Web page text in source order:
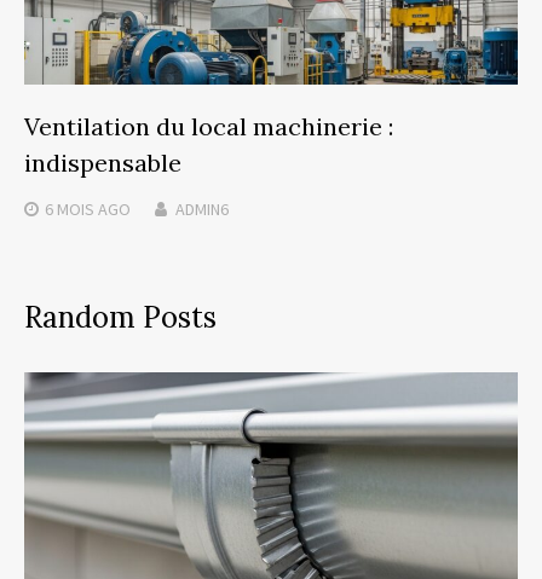
Ventilation du local machinerie :
indispensable
6 MOIS AGO ADMIN6
Random Posts